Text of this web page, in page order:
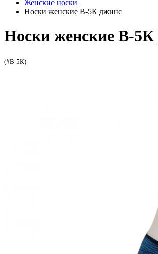
Женские носки
Носки женские В-5К джинс
Носки женские В-5К
(#В-5К)